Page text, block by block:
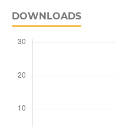
DOWNLOADS